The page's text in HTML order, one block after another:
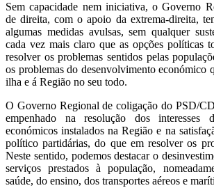
Sem capacidade nem iniciativa, o Governo
de direita, com o apoio da extrema-direita,
algumas medidas avulsas, sem qualquer
cada vez mais claro que as opções políticas
resolver os problemas sentidos pelas
os problemas do desenvolvimento económico
ilha e á Região no seu todo.
O Governo Regional de coligação do PSD/
empenhado na resolução dos interesses
económicos instalados na Região e na
político partidárias, do que em resolver os
Neste sentido, podemos destacar o
serviços prestados à população,
saúde, do ensino, dos transportes aéreos e